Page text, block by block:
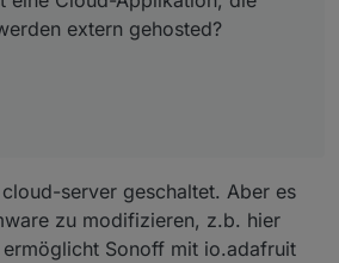
extern gehosted?
server geschaltet. Aber es
zu modifizieren, z.b. hier
Sonoff mit io.adafruit